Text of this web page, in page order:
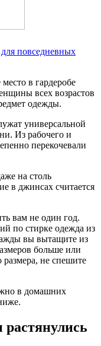
повседневных
в гардеробе
всех возрастов
одежды.
универсальной
Из рабочего и
перекочевали
на столь
в джинсах считается
вам не один год.
по стирке одежда из
вы вытащите из
больше или
размера, не спешите
в домашних